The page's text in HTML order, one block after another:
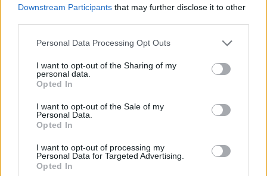
Downstream Participants that may further disclose it to other
Please note that this website/app uses one or more Google
not limited to your visit or usage behaviour. You may click to
grant or deny consent to Google and its third-party tags to
use your data for below specified purposes in below Google
consent section.
Personal Data Processing Opt Outs
I want to opt-out of the Sharing of my
personal data.
Opted In
I want to opt-out of the Sale of my
Personal Data.
Opted In
I want to opt-out of processing my
Personal Data for Targeted Advertising.
Opted In
Az a bizonyos hatodik érzékünk
létezik-e?
Képzeld el, mindig van egy aktuális kedvenc dalom.
Most is van egy, majd a végén küldöm neked
szeretettel. Hogy mi köze ennek a hatodik érzékhez? -
nem tudom, de biztos, hogy működik, mert ma már
ötször hallottam ezt a dalt. Pedig nem volt
bekapcsolva a tv, csak néha-néha. Mindig akkor
sikerült…